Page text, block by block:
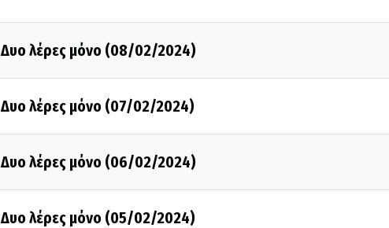
Δυο λέρες μόνο (08/02/2024)
Δυο λέρες μόνο (07/02/2024)
Δυο λέρες μόνο (06/02/2024)
Δυο λέρες μόνο (05/02/2024)